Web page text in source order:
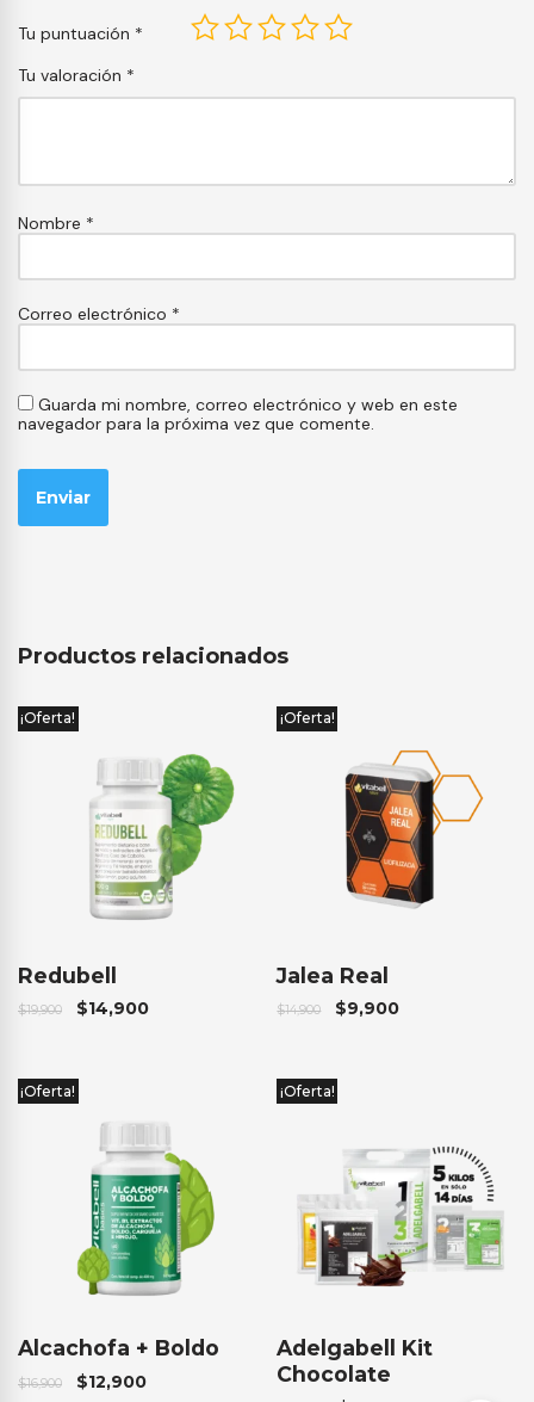
Tu puntuación *
Tu valoración *
Nombre *
Correo electrónico *
Guarda mi nombre, correo electrónico y web en este
navegador para la próxima vez que comente.
Productos relacionados
¡Oferta!
Redubell
$19,900 $14,900
¡Oferta!
Jalea Real
$14,900 $9,900
¡Oferta!
Alcachofa + Boldo
$16,900 $12,900
¡Oferta!
Adelgabell Kit
Chocolate